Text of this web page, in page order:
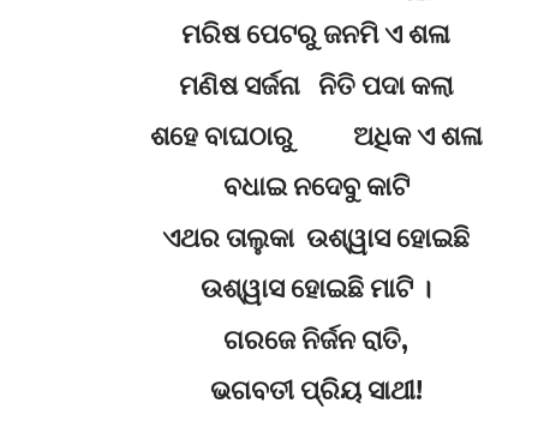
ମରିଷ ପେଟରୁ ଜନମି ଏ ଶଳା
ମଣିଷ ସର୍ଜନା ନିତି ପଦା କଲା
ଶହେ ବାଘଠାରୁ ଅଧିକ ଏ ଶଳା
ବଧାଇ ନଦେବୁ କାଟି
ଏଥର ତାଲୁକା ଉଶ୍ୱାସ ହୋଇଛି
ଉଶ୍ୱାସ ହୋଇଛି ମାଟି ।
ଗରଜେ ନିର୍ଜନ ରାତି,
ଭଗବତୀ ପ୍ରିୟ ସାଥୀ!